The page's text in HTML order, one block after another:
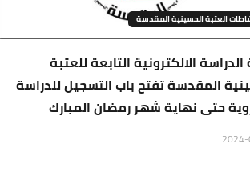
العتبة الحسينية المقدسة
الالكترونية التابعة للعتبة
المقدسة تفتح باب التسجيل للدراسة
حتى نهاية شهر رمضان المبارك